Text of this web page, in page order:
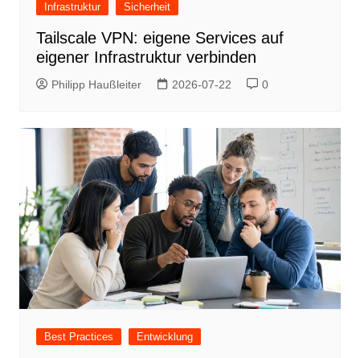
Infrastruktur Sicherheit
Tailscale VPN: eigene Services auf
eigener Infrastruktur verbinden
Philipp Haußleiter 2026-07-22 0
Best Practices Entwicklung